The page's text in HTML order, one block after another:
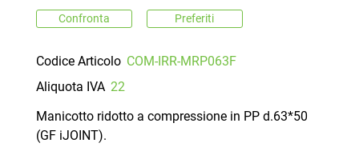
Confronta Preferiti
Codice Articolo COM-IRR-MRP063F
Aliquota IVA 22
Manicotto ridotto a compressione in PP d.63*50
(GF iJOINT).